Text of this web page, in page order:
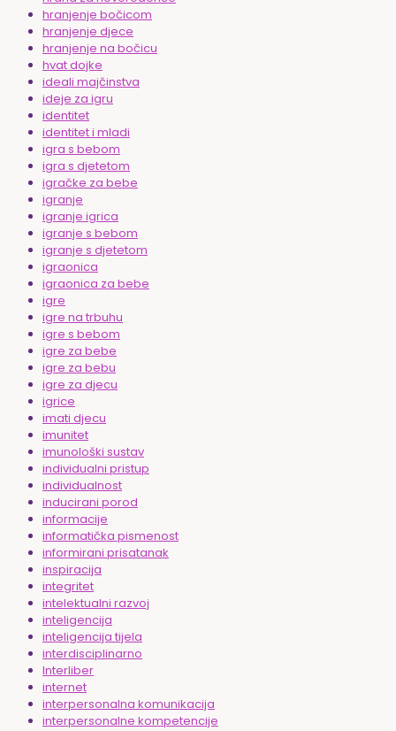
hranjenje bočicom
hranjenje djece
hranjenje na bočicu
hvat dojke
ideali majčinstva
ideje za igru
identitet
identitet i mladi
igra s bebom
igra s djetetom
igračke za bebe
igranje
igranje igrica
igranje s bebom
igranje s djetetom
igraonica
igraonica za bebe
igre
igre na trbuhu
igre s bebom
igre za bebe
igre za bebu
igre za djecu
igrice
imati djecu
imunitet
imunološki sustav
individualni pristup
individualnost
inducirani porod
informacije
informatička pismenost
informirani prisatanak
inspiracija
integritet
intelektualni razvoj
inteligencija
inteligencija tijela
interdisciplinarno
Interliber
internet
interpersonalna komunikacija
interpersonalne kompetencije